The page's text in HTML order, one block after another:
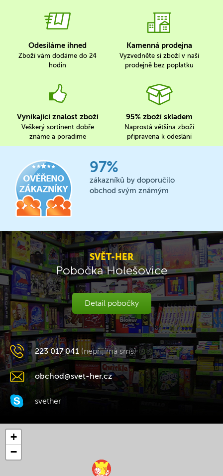
Odesíláme ihned
Zboží vám dodáme do 24
hodin
Kamenná prodejna
Vyzvedněte si zboží v naší
prodejně bez poplatku
Vynikající znalost zboží
Veškerý sortinent dobře
známe a poradíme
95% zboží skladem
Naprostá většina zboží
připravena k odeslání
97%
zákazníků by doporučilo
obchod svým známým
SVĚT-HER
Pobočka Holešovice
Detail pobočky
223 017 041 (nepřijímá sms)
obchod@svet-her.cz
svether
+
−